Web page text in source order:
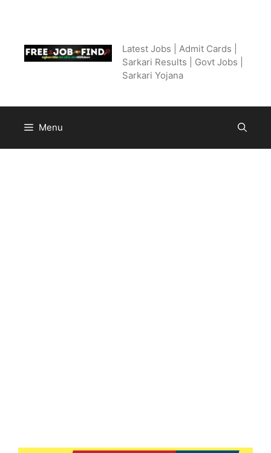
Latest Jobs | Admit Cards |
Sarkari Results | Govt Jobs |
Sarkari Yojana
Menu